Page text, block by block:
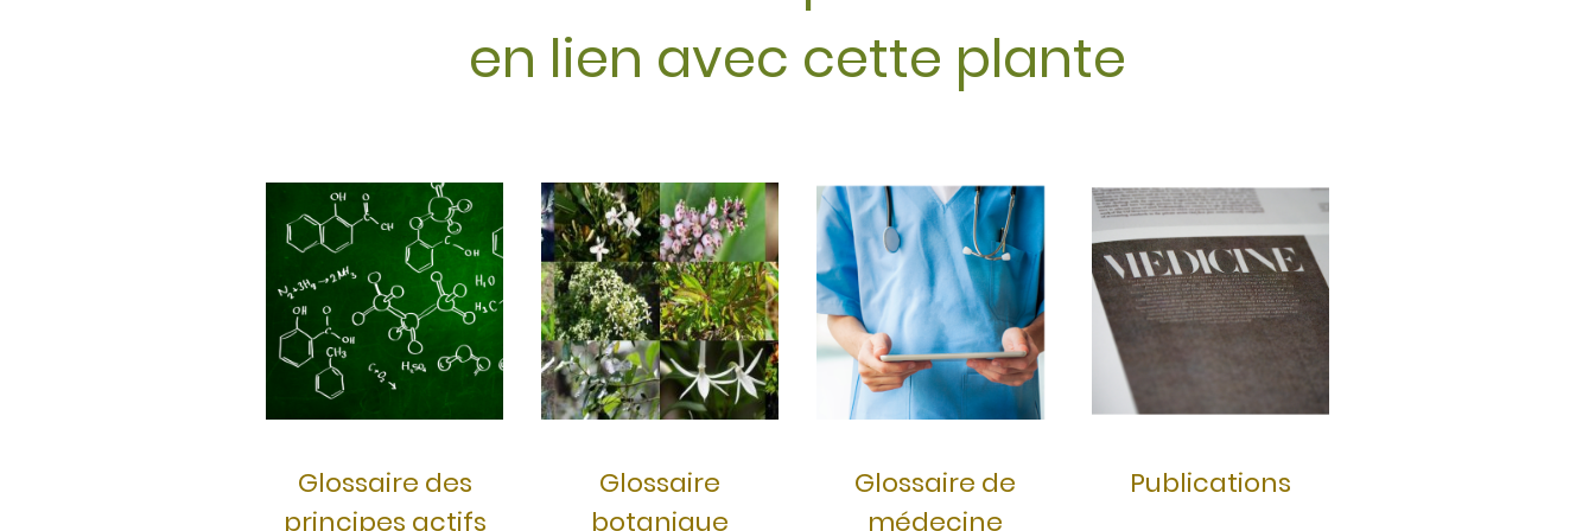
en lien avec cette plante
Glossaire des
principes actifs
Glossaire
botanique
Glossaire de
médecine
Publications